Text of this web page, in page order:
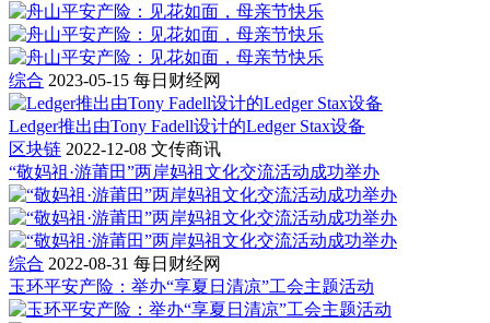
综合 2023-05-15 每日财经网
Ledger推出由Tony Fadell设计的Ledger Stax设备
区块链 2022-12-08 文传商讯
“敬妈祖·游莆田”两岸妈祖文化交流活动成功举办
综合 2022-08-31 每日财经网
玉环平安产险：举办“享夏日清凉”工会主题活动